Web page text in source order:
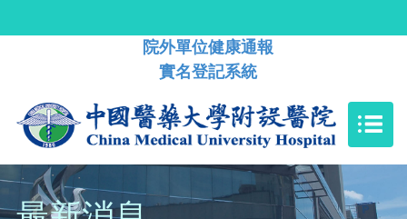
院外單位健康通報
實名登記系統